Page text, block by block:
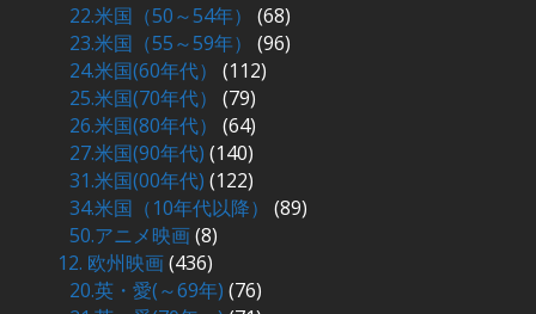
22.米国（50～54年）
(68)
23.米国（55～59年）
(96)
24.米国(60年代）
(112)
25.米国(70年代）
(79)
26.米国(80年代）
(64)
27.米国(90年代) (140)
31.米国(00年代) (122)
34.米国（10年代以降）
(89)
50.アニメ映画(8)
12. 欧州映画(436)
20.英・愛(～69年) (76)